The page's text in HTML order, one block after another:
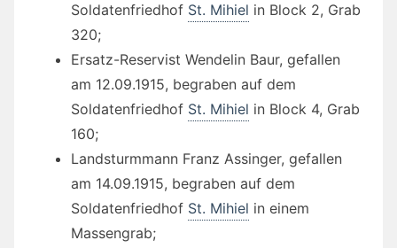
Soldatenfriedhof St. Mihiel in Block 2, Grab
320;
Ersatz-Reservist Wendelin Baur, gefallen
am 12.09.1915, begraben auf dem
Soldatenfriedhof St. Mihiel in Block 4, Grab
160;
Landsturmmann Franz Assinger, gefallen
am 14.09.1915, begraben auf dem
Soldatenfriedhof St. Mihiel in einem
Massengrab;